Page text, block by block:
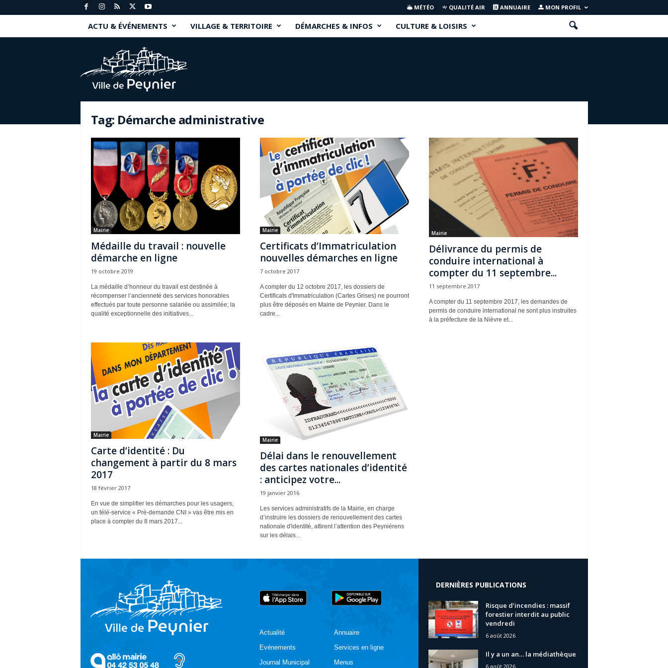
MÉTÉO QUALITÉ AIR ANNUAIRE MON PROFIL
ACTU & ÉVÉNEMENTS VILLAGE & TERRITOIRE DÉMARCHES & INFOS CULTURE & LOISIRS
n
Tag: Démarche administrative
Mairie
Médaille du travail : nouvelle
démarche en ligne
19 octobre 2019
La médaille d’honneur du travail est destinée à
récompenser l’ancienneté des services honorables
effectués par toute personne salariée ou assimilée; la
qualité exceptionnelle des initiatives...
Mairie
Certificats d’Immatriculation
nouvelles démarches en ligne
7 octobre 2017
A compter du 12 octobre 2017, les dossiers de
Certificats d'Immatriculation (Cartes Grises) ne pourront
plus être déposés en Mairie de Peynier. Dans le
cadre...
Mairie
Délivrance du permis de
conduire international à
compter du 11 septembre...
11 septembre 2017
A compter du 11 septembre 2017, les demandes de
permis de conduire international ne sont plus instruites
à la préfecture de la Nièvre et...
Mairie
Carte d’identité : Du
changement à partir du 8 mars
2017
18 février 2017
En vue de simplifier les démarches pour les usagers,
un télé-service « Pré-demande CNI » vas être mis en
place à compter du 8 mars 2017...
Mairie
Délai dans le renouvellement
des cartes nationales d’identité
: anticipez votre...
19 janvier 2016
Les services administratifs de la Mairie, en charge
d’instruire les dossiers de renouvellement des cartes
nationale d'identité, attirent l’attention des Peyniérens
sur les délais...
Actualité
Evénements
Journal Municipal
Annuaire
Services en ligne
Menus
DERNIÈRES PUBLICATIONS
Risque d’incendies : massif
forestier interdit au public
vendredi
6 août 2026
Il y a un an… la médiathèque
6 août 2026